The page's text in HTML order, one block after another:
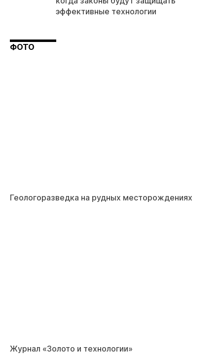
эффективные технологии
ФОТО
Геологоразведка на рудных месторождениях
Журнал «Золото и технологии»